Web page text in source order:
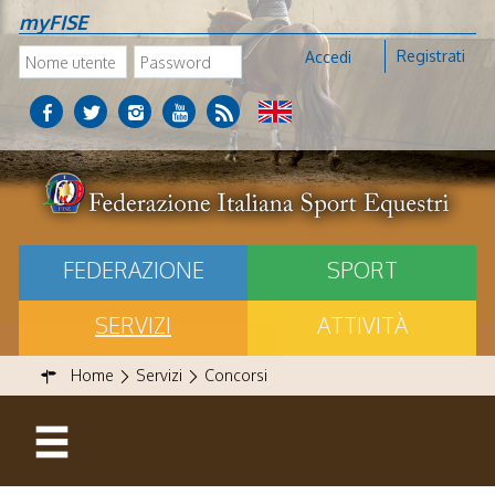
myFISE
Accedi Registrati
FEDERAZIONE
SPORT
SERVIZI
ATTIVITÀ
Home Servizi Concorsi